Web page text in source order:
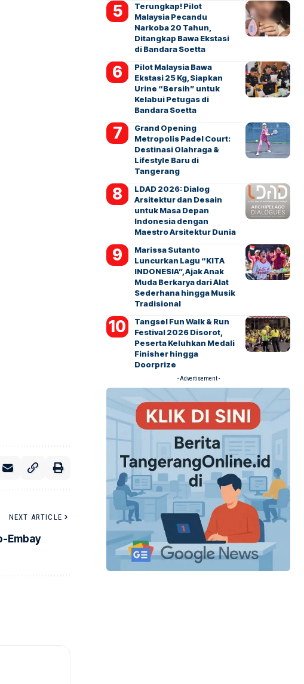
NEXT ARTICLE
Embay
Terungkap! Pilot
Malaysia Pecandu
Narkoba 20 Tahun,
Ditangkap Bawa Ekstasi
di Bandara Soetta
Pilot Malaysia Bawa
Ekstasi 25 Kg, Siapkan
Urine “Bersih” untuk
Kelabui Petugas di
Bandara Soetta
Grand Opening
Metropolis Padel Court:
Destinasi Olahraga &
Lifestyle Baru di
Tangerang
LDAD 2026: Dialog
Arsitektur dan Desain
untuk Masa Depan
Indonesia dengan
Maestro Arsitektur Dunia
Marissa Sutanto
Luncurkan Lagu “KITA
INDONESIA”, Ajak Anak
Muda Berkarya dari Alat
Sederhana hingga Musik
Tradisional
Tangsel Fun Walk & Run
Festival 2026 Disorot,
Peserta Keluhkan Medali
Finisher hingga
Doorprize
- Advertisement -